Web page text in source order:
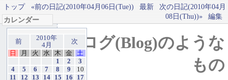
トップ «前の日記(2010年04月06日(Tue)) 最新
次の日記(2010年04月
08日(Thu))»
編集
ブログ(Blog)のような
もの
カレンダー
前
2010年
4月
次
日
月 火 水 木 金
土
1
2
3
4
5 6 7 8 9
10
11
12 13 14 15 16
17